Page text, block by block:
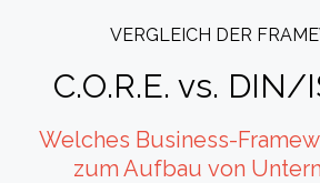
VERGLEICH DER
C.O.R.E. vs. DIN/
Welches Business-
zum Aufbau von